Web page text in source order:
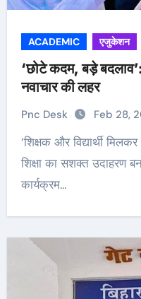
ACADEMIC एजुकेशन
‘छोटे कदम, बड़े
नवाचार की लहर
Pnc Desk Feb 28,
‘शिक्षक और विद्यार्थी मिलकर बिहार को गुणवत्तापूर्ण एवं नवाचारी
शिक्षा का सशक्त उदाहरण
कार्यक्रम…